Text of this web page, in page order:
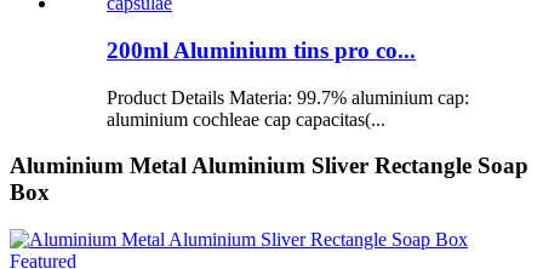
200ml Aluminium tins pro co...
Product Details Materia: 99.7% aluminium cap:
aluminium cochleae cap capacitas(...
Aluminium Metal Aluminium Sliver Rectangle Soap
Box